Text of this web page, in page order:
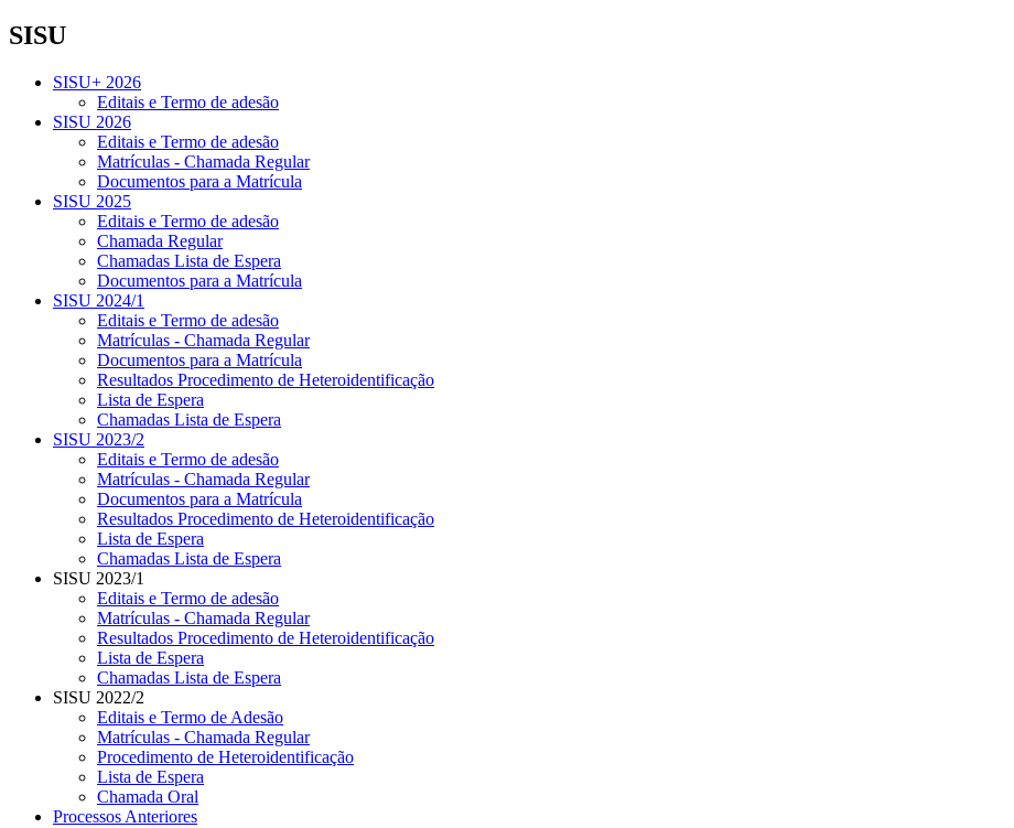
SISU
SISU+ 2026
Editais e Termo de adesão
SISU 2026
Editais e Termo de adesão
Matrículas - Chamada Regular
Documentos para a Matrícula
SISU 2025
Editais e Termo de adesão
Chamada Regular
Chamadas Lista de Espera
Documentos para a Matrícula
SISU 2024/1
Editais e Termo de adesão
Matrículas - Chamada Regular
Documentos para a Matrícula
Resultados Procedimento de Heteroidentificação
Lista de Espera
Chamadas Lista de Espera
SISU 2023/2
Editais e Termo de adesão
Matrículas - Chamada Regular
Documentos para a Matrícula
Resultados Procedimento de Heteroidentificação
Lista de Espera
Chamadas Lista de Espera
SISU 2023/1
Editais e Termo de adesão
Matrículas - Chamada Regular
Resultados Procedimento de Heteroidentificação
Lista de Espera
Chamadas Lista de Espera
SISU 2022/2
Editais e Termo de Adesão
Matrículas - Chamada Regular
Procedimento de Heteroidentificação
Lista de Espera
Chamada Oral
Processos Anteriores